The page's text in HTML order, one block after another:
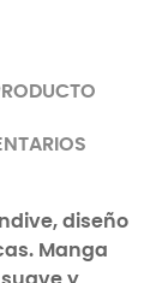
diseño
Manga